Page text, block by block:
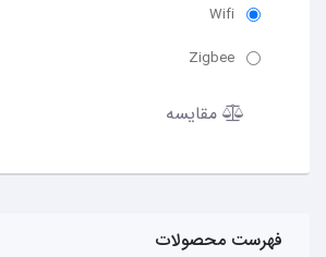
Wifi
Zigbee
مقایسه
فهرست محصولات